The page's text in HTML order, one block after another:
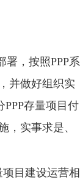
，按照PPP系
并做好组织实
存量项目付
，实事求是、
目建设运营相